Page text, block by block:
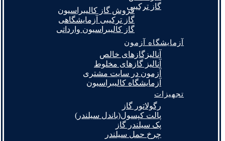
گاز ترکیبیفروش گاز کالیبراسیون
گاز ترکیبی آزمایشگاهی
گاز کالیبراسیون وارداتی
آزمایشگاه آزمون
آنالیزگازهای خالص
آنالیز گازهای مخلوط
آزمون در سایت مشتری
آزمایشگاه کالیبراسیون
تجهیزات
رگولاتور گاز
پالت کپسول(باندل سیلندر)
پک سیلندر گاز
چرخ حمل سیلندر